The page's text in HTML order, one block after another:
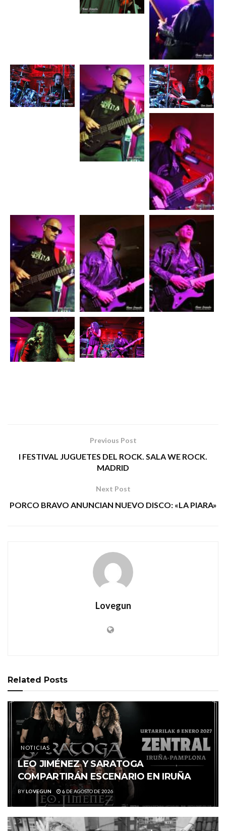
Previous Post
I FESTIVAL JUGUETES DEL ROCK. SALA WE ROCK.
MADRID
Next Post
PORCO BRAVO ANUNCIAN NUEVO DISCO: «LA PIARA»
Lovegun
Related Posts
NOTICIAS
LEO JIMÉNEZ Y SARATOGA
COMPARTIRÁN ESCENARIO EN IRUÑA
BYLOVEGUN 6 DE AGOSTO DE 2026